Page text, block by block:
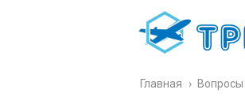
Главная › Вопросы